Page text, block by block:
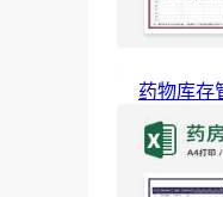
药物库存